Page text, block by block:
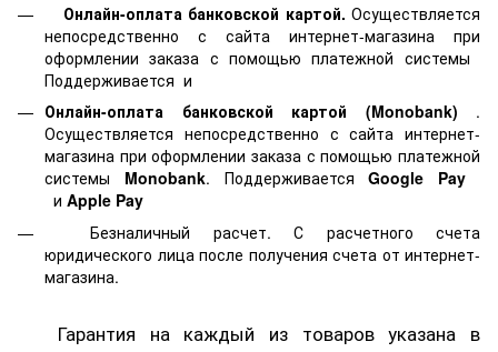
Онлайн-оплата банковской картой. Осуществляется
непосредственно с сайта интернет-магазина при
оформлении заказа с помощью платежной системы
Поддерживается и
Онлайн-оплата банковской картой
(Monobank) .
Осуществляется непосредственно с сайта интернет-
магазина при оформлении заказа с помощью платежной
системы Monobank. ПоддерживаетсяGoogle Pay
и Apple Pay
Безналичный расчет. С расчетного счета
юридического лица после получения счета от интернет-
магазина.
Гарантия на каждый из товаров указана в